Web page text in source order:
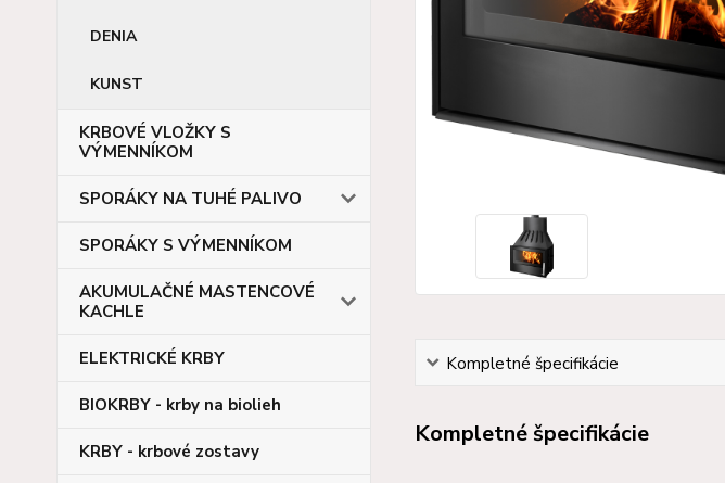
DENIA
KUNST
KRBOVÉ VLOŽKY S
VÝMENNÍKOM
SPORÁKY NA TUHÉ PALIVO
SPORÁKY S VÝMENNÍKOM
AKUMULAČNÉ MASTENCOVÉ
KACHLE
ELEKTRICKÉ KRBY
BIOKRBY - krby na biolieh
KRBY - krbové zostavy
Kompletné špecifikácie
Kompletné špecifikácie